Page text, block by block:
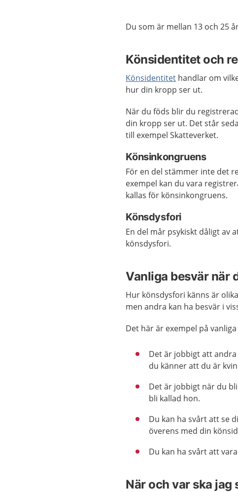
Du som är mellan 13 och 25
Könsidentitet och
Könsidentitet handlar om
hur din kropp ser ut.
När du föds blir du
din kropp ser ut. Det står
till exempel Skatteverket.
Könsinkongruens
För en del stämmer inte det
exempel kan du vara
kallas för könsinkongruens.
Könsdysfori
En del mår psykiskt dåligt av
könsdysfori.
Vanliga besvär när
Hur könsdysfori känns är
men andra kan ha besvär i
Det här är exempel på
Det är jobbigt att
du känner att du är
Det är jobbigt när du
bli kallad hon.
Du kan ha svårt att se
överens med din
Du kan ha svårt att
När och var ska jag